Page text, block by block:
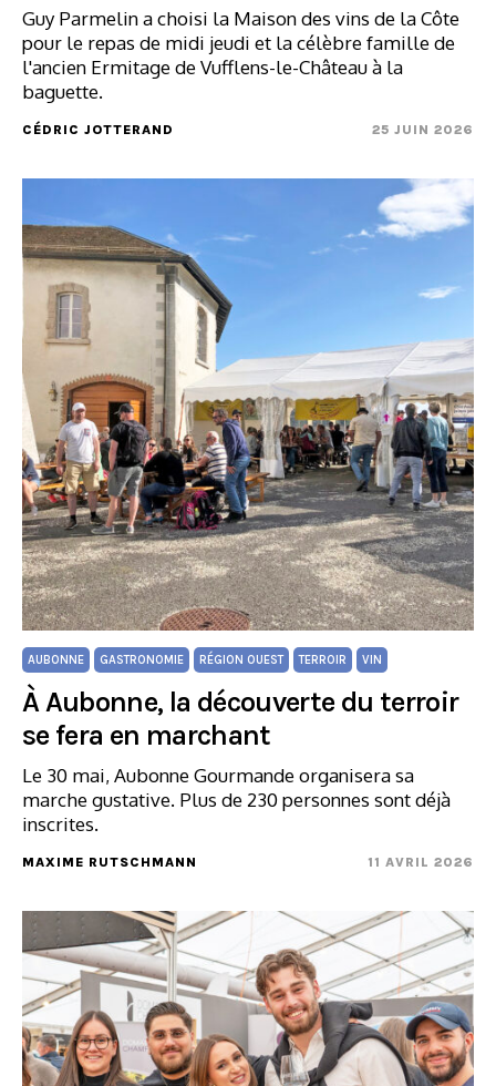
Guy Parmelin a choisi la Maison des vins de la Côte
pour le repas de midi jeudi et la célèbre famille de
l'ancien Ermitage de Vufflens-le-Château à la
baguette.
CÉDRIC JOTTERAND 25 JUIN 2026
AUBONNE GASTRONOMIE RÉGION OUEST TERROIR VIN
À Aubonne, la découverte du terroir
se fera en marchant
Le 30 mai, Aubonne Gourmande organisera sa
marche gustative. Plus de 230 personnes sont déjà
inscrites.
MAXIME RUTSCHMANN 11 AVRIL 2026